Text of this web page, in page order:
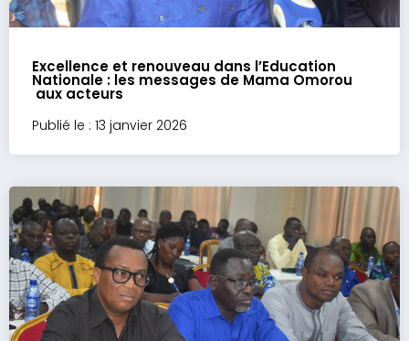
Excellence et renouveau dans l’Education
Nationale : les messages de Mama Omorou
aux acteurs
Publié le : 13 janvier 2026